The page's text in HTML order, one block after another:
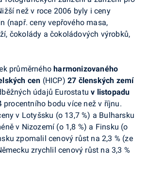
než v roce 2006 byly i ceny
(např. ceny vepřového masa,
čokolády a čokoládových výrobků,
průměrnéhoharmonizovaného
cen (HICP)27 členských zemí
údajů Eurostatuv listopadu
procentního bodu více než v říjnu.
v Lotyšsku (o 13,7 %) a Bulharsku
v Nizozemí (o 1,8 %) a Finsku (o
zpomalil cenový růst na 2,3 % (ze
zrychlil cenový růst na 3,3 %